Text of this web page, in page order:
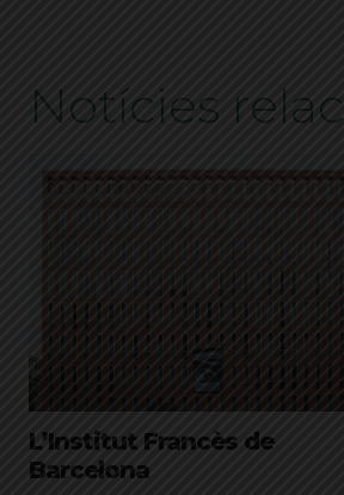
Notícies
L’Institut Francès de
Barcelona